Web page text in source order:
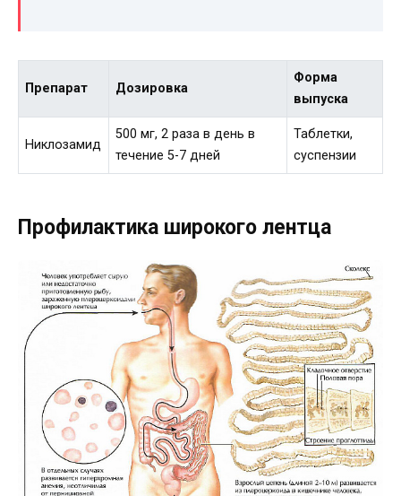
Препарат Дозировка
Форма
выпуска
Никлозамид
500 мг, 2 раза в день в
течение 5-7 дней
Таблетки,
суспензии
Профилактика широкого лентца